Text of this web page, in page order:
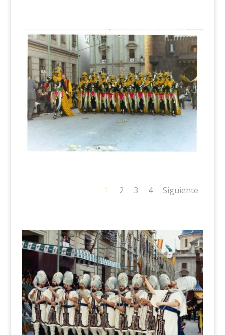
1 2 3 4 Siguiente